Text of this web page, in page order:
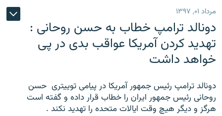
مرداد ۰۱, ۱۳۹۷
دونالد ترامپ خطاب به حسن روحانی :
تهدید کردن آمریکا عواقب بدی در پی
خواهد داشت
دونالد ترامپ رئیس جمهور آمریکا در پیامی توییتری ‌ حسن
روحانی رئیس جمهور ایران را خطاب قرار داده و گفته است
هرگز و دیگر هیچ وقت ایالات متحده را تهدید نکند .